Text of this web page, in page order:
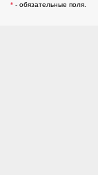
* - обязательные поля.